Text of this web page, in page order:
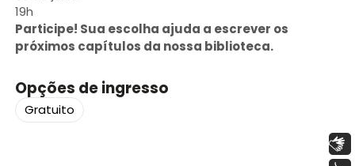
19h
Participe! Sua escolha ajuda a escrever os
próximos capítulos da nossa biblioteca.
Opções de ingresso
Gratuito